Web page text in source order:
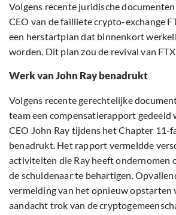
Volgens recente juridische
CEO van de failliete crypto-exchange
een herstartplan dat binnenkort
worden. Dit plan zou de revival van
Werk van John Ray benadrukt
Volgens recente gerechtelijke
team een compensatierapport gedeeld
CEO John Ray tijdens het Chapter 11-
benadrukt. Het rapport vermeldde
activiteiten die Ray heeft ondernomen
de schuldenaar te behartigen.
vermelding van het opnieuw opstarten
aandacht trok van de